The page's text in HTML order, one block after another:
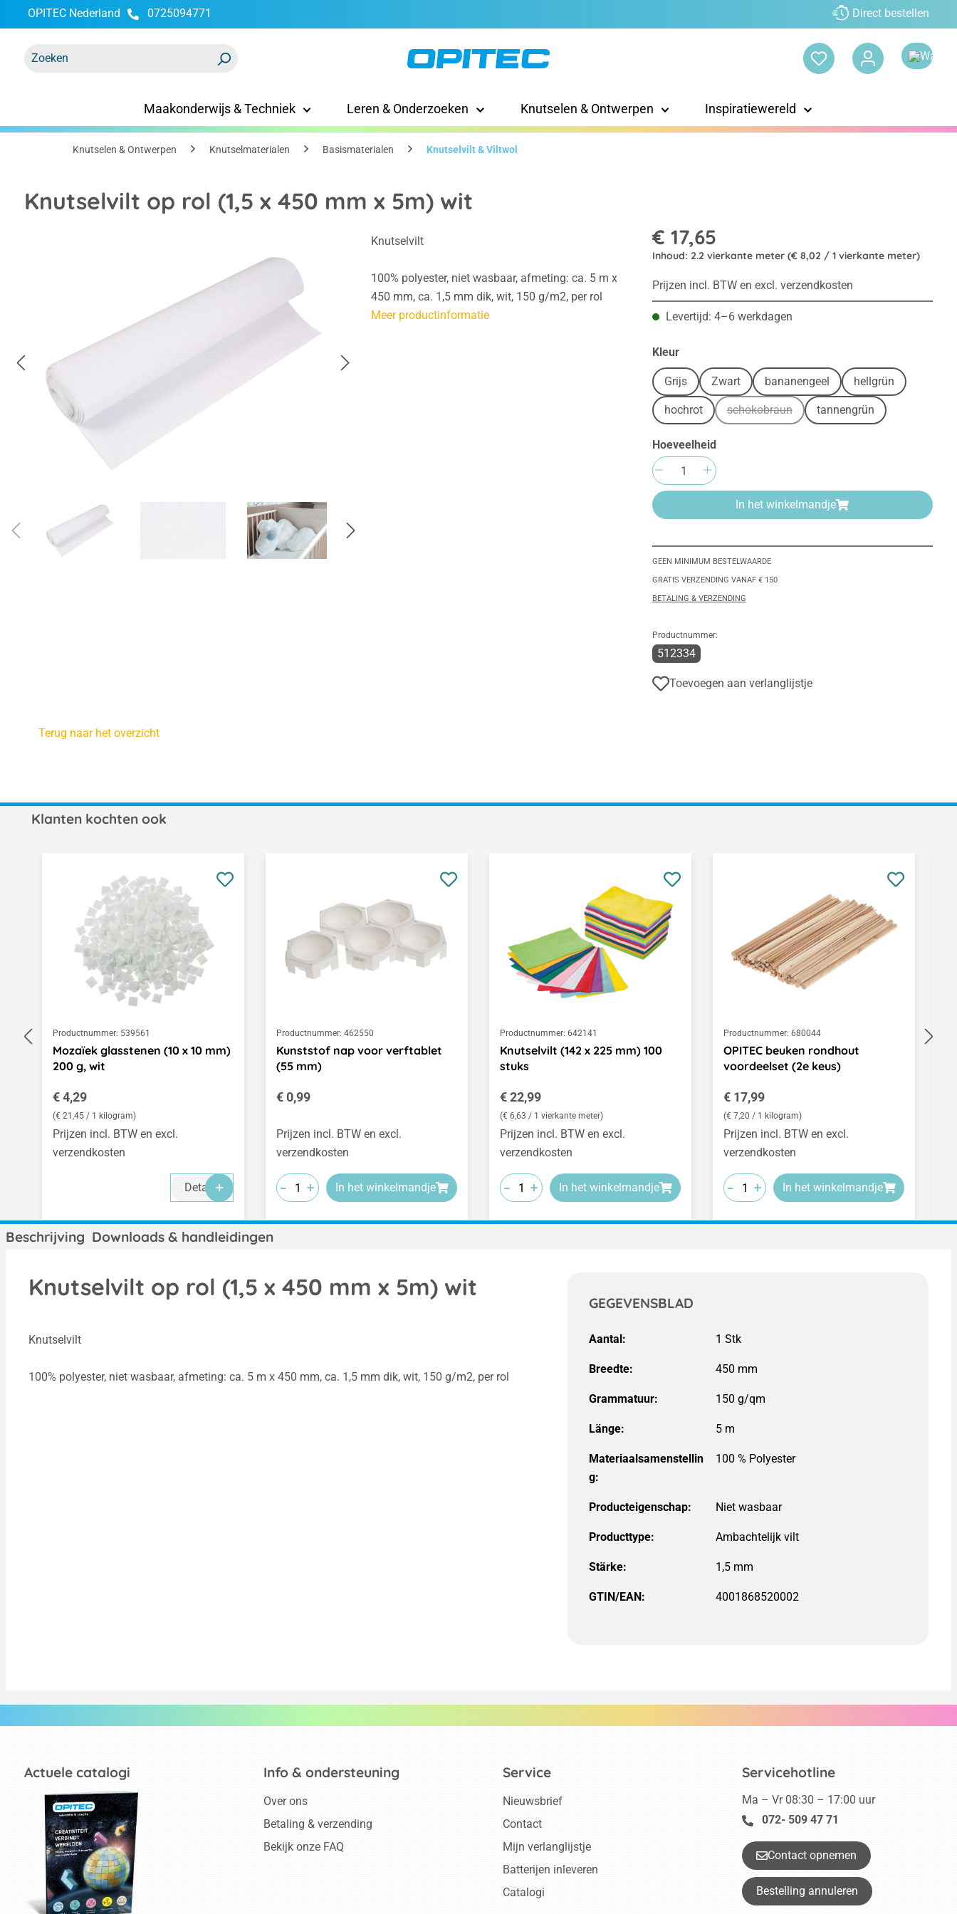
Ga naar de hoofdnavigatie
OPITEC Nederland 0725094771 Direct bestellen
Maakonderwijs & Techniek Leren & Onderzoeken Knutselen & Ontwerpen Inspiratiewereld
Knutselen & Ontwerpen Knutselmaterialen Basismaterialen Knutselvilt & Viltwol
Knutselvilt op rol (1,5 x 450 mm x 5m) wit
Knutselvilt
100% polyester, niet wasbaar, afmeting: ca. 5 m x
450 mm, ca. 1,5 mm dik, wit, 150 g/m2, per rol
Meer productinformatie
€ 17,65
Inhoud: 2.2 vierkante meter (€ 8,02 / 1 vierkante meter)
Prijzen incl. BTW en excl. verzendkosten
Levertijd: 4–6 werkdagen
Selecteer
Kleur
Grijs Zwart bananengeel hellgrün
hochrot schokobraun(Deze optie is momenteel niet beschikbaar.)
tannengrün
Hoeveelheid
Producthoeveelheid: Voer de
In het winkelmandje
GEEN MINIMUM BESTELWAARDE
GRATIS VERZENDING VANAF € 150
BETALING & VERZENDING
Productnummer:
512334
Toevoegen aan verlanglijstje
Terug naar het overzicht
Klanten kochten ook
Productnummer: 539561
Mozaïek glasstenen (10 x 10 mm)
200 g, wit
Normale prijs:
€ 4,29
(€ 21,45 / 1 kilogram)
Prijzen incl. BTW en excl.
verzendkosten
Details
Productnummer: 462550
Kunststof nap voor verftablet
(55 mm)
Normale prijs:
€ 0,99
Prijzen incl. BTW en excl.
verzendkosten
-
-
- +
+
+ In het winkelmandje
Productnummer: 642141
Knutselvilt (142 x 225 mm) 100
stuks
Normale prijs:
€ 22,99
(€ 6,63 / 1 vierkante meter)
Prijzen incl. BTW en excl.
verzendkosten
-
-
- +
+
+ In het winkelmandje
Productnummer: 680044
OPITEC beuken rondhout
voordeelset (2e keus)
Normale prijs:
€ 17,99
(€ 7,20 / 1 kilogram)
Prijzen incl. BTW en excl.
verzendkosten
-
-
- +
+
+ In het winkelmandje
Beschrijving Downloads & handleidingen
Knutselvilt op rol (1,5 x 450 mm x 5m) wit
Knutselvilt
100% polyester, niet wasbaar, afmeting: ca. 5 m x 450 mm, ca. 1,5 mm dik, wit, 150 g/m2, per rol
GEGEVENSBLAD
Aantal:
Breedte: 450 mm
Grammatuur: 150 g/qm
Länge: 5 m
Materiaalsamenstellin
g:
100 % Polyester
Producteigenschap:
Producttype: Ambachtelijk vilt
Stärke:
GTIN/EAN: 4001868520002
Actuele catalogi Servicehotline
Ma – Vr 08:30 – 17:00 uur
072- 509 47 71
Contact opnemen
Bestelling annuleren
Info & ondersteuning
Over ons
Betaling & verzending
Bekijk onze FAQ
Service
Nieuwsbrief
Contact
Mijn verlanglijstje
Batterijen inleveren
Catalogi